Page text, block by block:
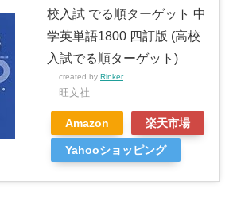
校入試 でる順ターゲット 中
学英単語1800 四訂版 (高校
入試でる順ターゲット)
created by Rinker
旺文社
Amazon 楽天市場
Yahooショッピング